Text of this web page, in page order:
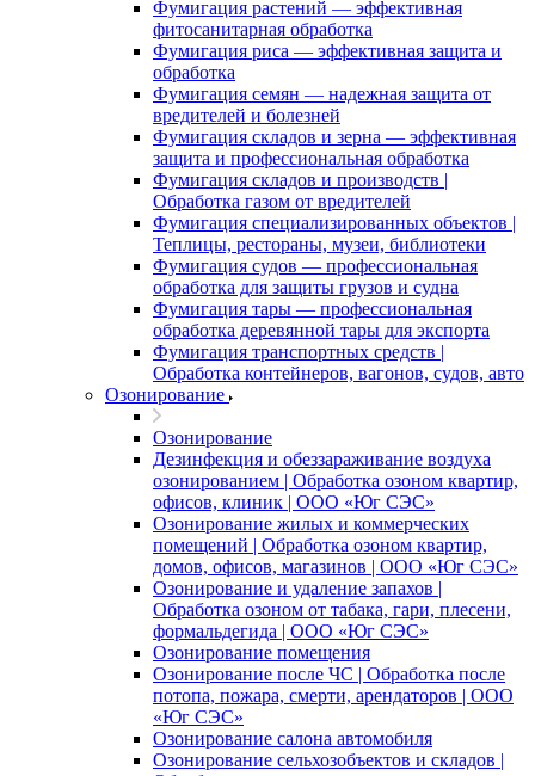
Фумигация растений — эффективная
фитосанитарная обработка
Фумигация риса — эффективная защита и
обработка
Фумигация семян — надежная защита от
вредителей и болезней
Фумигация складов и зерна — эффективная
защита и профессиональная обработка
Фумигация складов и производств |
Обработка газом от вредителей
Фумигация специализированных объектов |
Теплицы, рестораны, музеи, библиотеки
Фумигация судов — профессиональная
обработка для защиты грузов и судна
Фумигация тары — профессиональная
обработка деревянной тары для экспорта
Фумигация транспортных средств |
Обработка контейнеров, вагонов, судов, авто
Озонирование
Озонирование
Дезинфекция и обеззараживание воздуха
озонированием | Обработка озоном квартир,
офисов, клиник | ООО «Юг СЭС»
Озонирование жилых и коммерческих
помещений | Обработка озоном квартир,
домов, офисов, магазинов | ООО «Юг СЭС»
Озонирование и удаление запахов |
Обработка озоном от табака, гари, плесени,
формальдегида | ООО «Юг СЭС»
Озонирование помещения
Озонирование после ЧС | Обработка после
потопа, пожара, смерти, арендаторов | ООО
«Юг СЭС»
Озонирование салона автомобиля
Озонирование сельхозобъектов и складов |